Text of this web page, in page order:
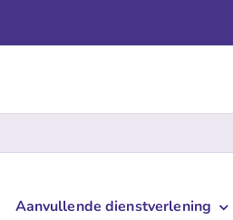
Aanvullende dienstverlening